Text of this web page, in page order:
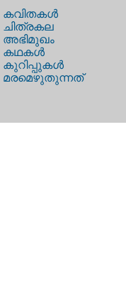
കവിതകള്‍
ചിത്രകല
അഭിമുഖം
കഥകള്‍
കുറിപ്പുകള്‍
മരമെഴുതുന്നത്